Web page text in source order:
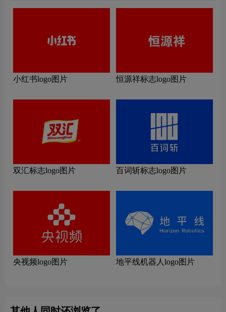
小红书logo图片 恒源祥标志logo图片
双汇标志logo图片 百词斩标志logo图片
央视频logo图片 地平线机器人logo图片